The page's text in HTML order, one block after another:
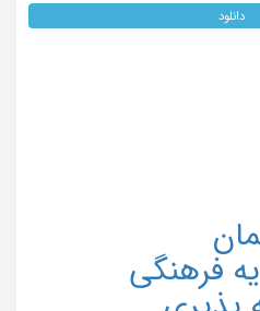
دانلود
پذیری
فرهنگی